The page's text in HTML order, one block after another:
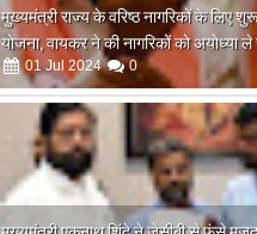
मुख्यमंत्री राज्य के वरिष्ठ नागरिकों के लिए
योजना, वायकर ने की नागरिकों को अयोध्या
01 Jul 2024 0